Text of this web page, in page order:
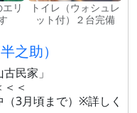
リ
トイレ（ウォシュレ
ット付）２台完備
之助）
民家」
＜
3月頃まで）※詳しく